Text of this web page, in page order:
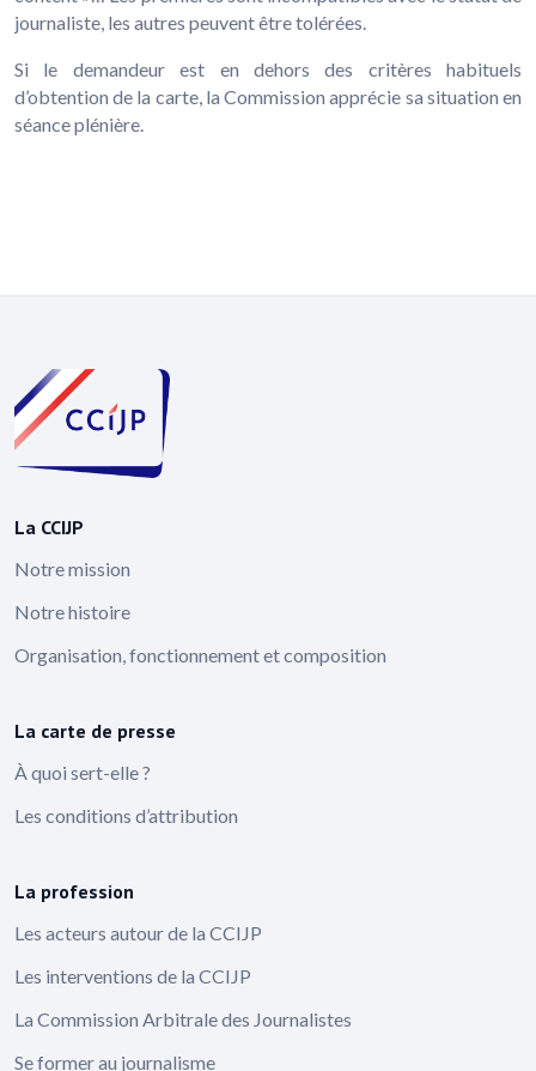
journaliste, les autres peuvent être tolérées.
Si le demandeur est en dehors des critères habituels
d’obtention de la carte, la Commission apprécie sa situation en
séance plénière.
La CCIJP
Notre mission
Notre histoire
Organisation, fonctionnement et composition
La carte de presse
À quoi sert-elle ?
Les conditions d’attribution
La profession
Les acteurs autour de la CCIJP
Les interventions de la CCIJP
La Commission Arbitrale des Journalistes
Se former au journalisme